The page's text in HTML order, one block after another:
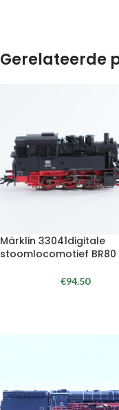
Gerelateerde
Märklin 33041digitale
stoomlocomotief BR80
€94.50